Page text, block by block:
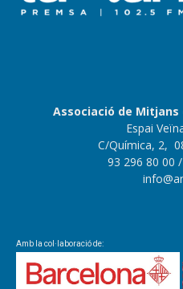
Associació de Mitjans
Espai
C/Química, 2,
93 296 80 00
Amb la col·laboració de: